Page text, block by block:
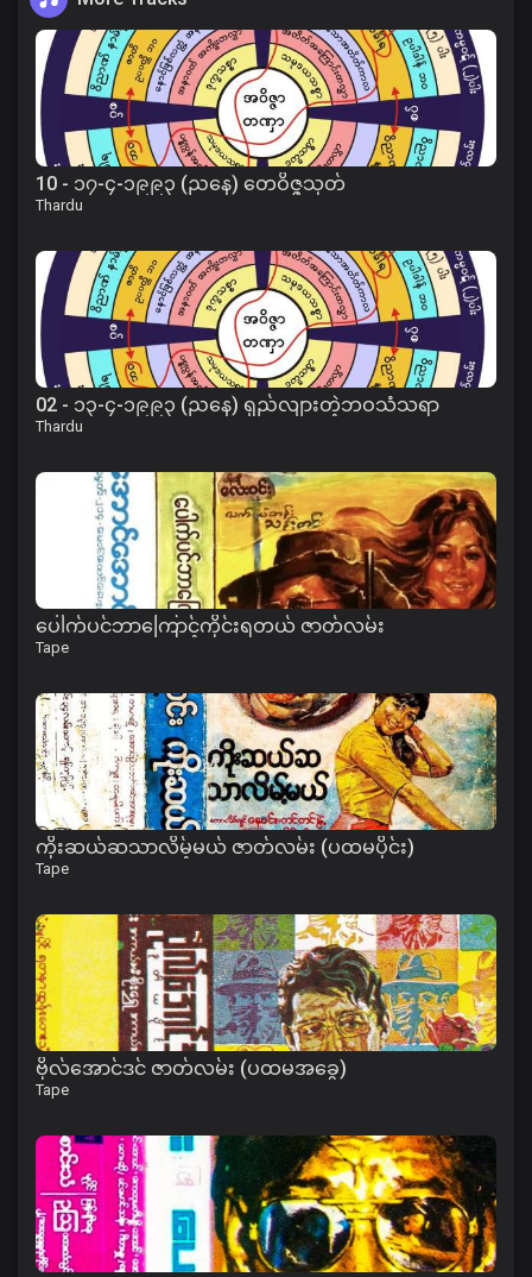
10 - ၁၇-၄-၁၉၉၃ (ညနေ) တေဝိဇ္ဇသုတ်
Thardu
02 - ၁၃-၄-၁၉၉၃ (ညနေ) ရှည်လျားတဲ့ဘဝသံသရာ
Thardu
ပေါက်ပင်ဘာကြောင့်ကိုင်းရတယ် ဇာတ်လမ်း
Tape
ကိုးဆယ်ဆသာလိမ့်မယ် ဇာတ်လမ်း (ပထမပိုင်း)
Tape
ဗိုလ်အောင်ဒင် ဇာတ်လမ်း (ပထမအခွေ)
Tape